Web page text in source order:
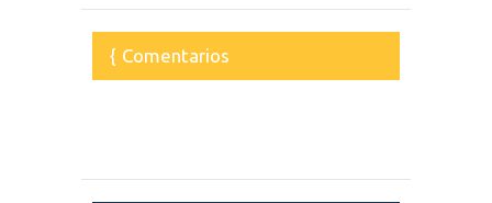
Comentarios